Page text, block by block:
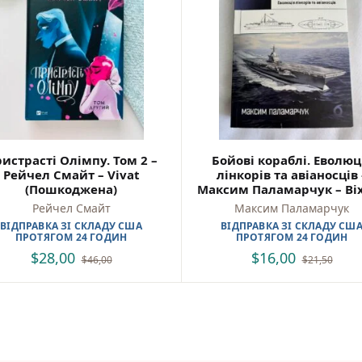
Моя бібліотека
Мої бажанки
Адреси
Платіжні методи
Відгуки про нас
Олімпу. Том 2 –
Рейчел Смайт – Vivat
(Пошкоджена)
Рейчел Смайт
ВІДПРАВКА ЗІ СКЛАДУ США
ПРОТЯГОМ 24 ГОДИН
$28,00 $46,00
Бойові кораблі.
лінкорів та авіаносців
Максим Паламарчук –
(Пошкоджена)
Максим Паламарчук
ВІДПРАВКА ЗІ СКЛАДУ США
ПРОТЯГОМ 24 ГОДИН
$16,00 $21,50